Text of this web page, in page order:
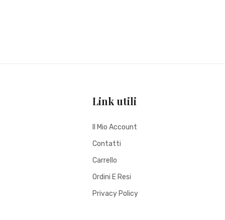
Link utili
Il Mio Account
Contatti
Carrello
Ordini E Resi
Privacy Policy